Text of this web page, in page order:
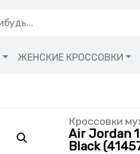
ЖЕНСКИЕ КРОССОВКИ
Кроссовки
Air Jordan
Black